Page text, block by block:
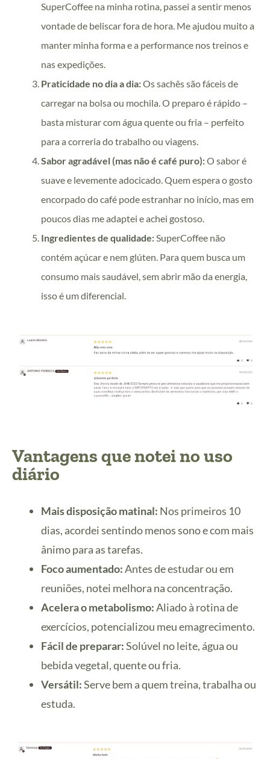
SuperCoffee na minha rotina, passei a sentir menos
vontade de beliscar fora de hora. Me ajudou muito a
manter minha forma e a performance nos treinos e
nas expedições.
Praticidade no dia a dia:Os sachês são fáceis de
carregar na bolsa ou mochila. O preparo é rápido –
basta misturar com água quente ou fria – perfeito
para a correria do trabalho ou viagens.
Sabor agradável (mas não é café puro):O sabor é
suave e levemente adocicado. Quem espera o gosto
encorpado do café pode estranhar no início, mas em
poucos dias me adaptei e achei gostoso.
Ingredientes de qualidade: SuperCoffee não
contém açúcar e nem glúten. Para quem busca um
consumo mais saudável, sem abrir mão da energia,
isso é um diferencial.
Vantagens que notei no uso
diário
Mais disposição matinal: Nos primeiros 10
dias, acordei sentindo menos sono e com mais
ânimo para as tarefas.
Foco aumentado:Antes de estudar ou em
reuniões, notei melhora na concentração.
Acelera o metabolismo:Aliado à rotina de
exercícios, potencializou meu emagrecimento.
Fácil de preparar:Solúvel no leite, água ou
bebida vegetal, quente ou fria.
Versátil:Serve bem a quem treina, trabalha ou
estuda.